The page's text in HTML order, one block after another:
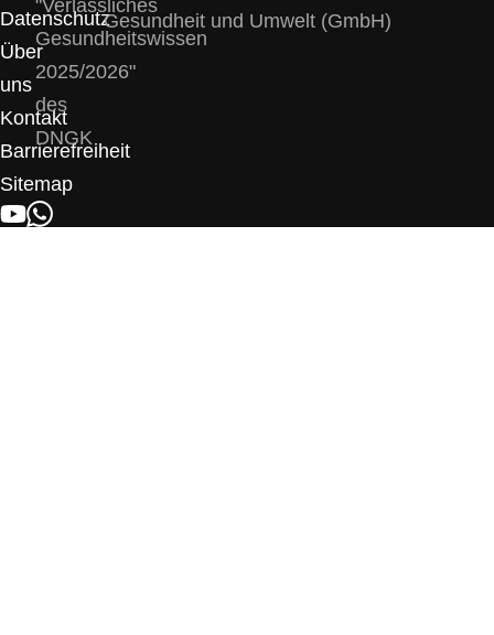
Datenschutz
Über
uns
Kontakt
Barrierefreiheit
Sitemap
YOUTUBE
WHATSAPP
Gesundheit und Umwelt (GmbH)